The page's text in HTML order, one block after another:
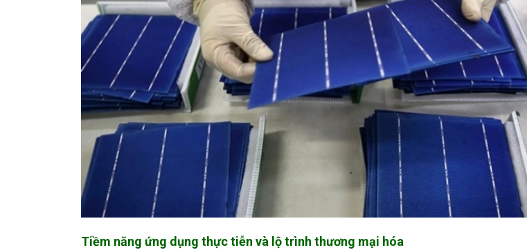
Tiềm năng ứng dụng thực tiễn và lộ trình thương mại hóa